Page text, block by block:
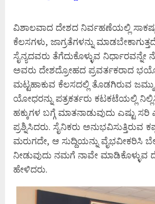
ವಿಶಾಲವಾದ ದೇಶದ ನಿರ್ವಹಣೆಯಲ್ಲಿ
ಕೆಲಸಗಳು, ಜಾಗ್ರತೆಗಳನ್ನು
ಸೈನ್ಯದವರು ತೆಗೆದುಕೊಳ್ಳುವ ನಿರ್ಧಾರವನ್ನೇ
ಅವರು ದೇಶದ್ರೋಹದ ಪ್ರವರ್ತಕರಾದ
ಮಟ್ಟಹಾಕುವ ಕೆಲಸದಲ್ಲಿ ತೊಡಗಿರುವ ಜಮ್ಮು
ಯೋಧರನ್ನು ಪತ್ರಕರ್ತರು ಕಟಕಟೆಯಲ್ಲಿ
ಹಕ್ಕುಗಳ ಬಗ್ಗೆ ಮಾತನಾಡುವುದು ಎಷ್ಟು ಸರಿ
ಪ್ರಶ್ನಿಸಿದರು. ಸೈನಿಕರು ಅನುಭವಿಸುತ್ತಿರುವ
ಮರುಗದೇ, ಆ ಸುದ್ದಿಯನ್ನು ವೈಭವೀಕರಿಸಿ
ನೀಡುವುದು ನಮಗೆ ನಾವೇ ಮಾಡಿಕೊಳ್ಳುವ
ಹೇಳಿದರು.